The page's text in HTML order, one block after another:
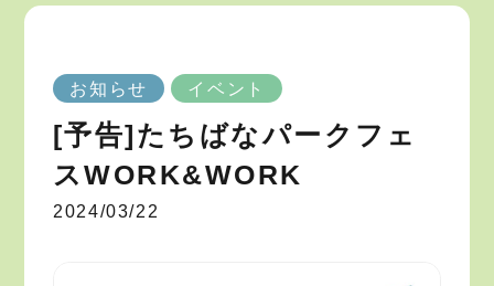
お知らせ イベント
[予告]たちばなパークフェ
スWORK&WORK
2024/03/22